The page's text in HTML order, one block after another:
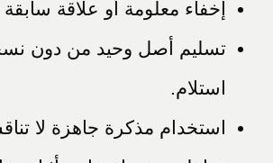
إخفاء معلومة أو علاقة
تسليم أصل وحيد من دون
استلام.
استخدام مذكرة جاهزة لا